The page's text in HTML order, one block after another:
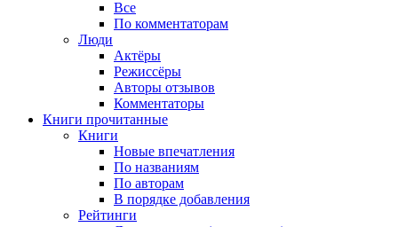
Все
По комментаторам
Люди
Актёры
Режиссёры
Авторы отзывов
Комментаторы
Книги прочитанные
Книги
Новые впечатления
По названиям
По авторам
В порядке добавления
Рейтинги